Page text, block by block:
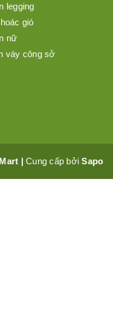
legging
gió
nữ
váy công sở
| Cung cấp bởiSapo